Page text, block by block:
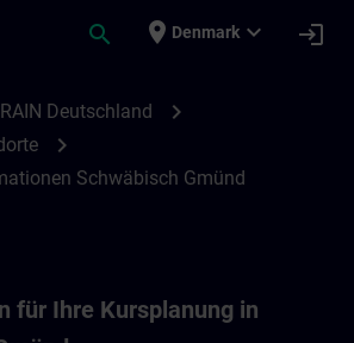
search place Denmark expand_more login
Deutschland chevron_right
chevron_right
Schwäbisch Gmünd
für Ihre Kursplanung in